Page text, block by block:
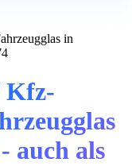
in
Kfz-
auch als